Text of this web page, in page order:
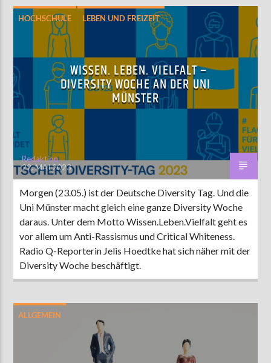
HOCHSCHULE LEBEN UND FREIZEIT
MÜNSTER WISSEN
WISSEN. LEBEN. VIELFALT –
DIVERSITY WOCHE AN DER UNI
MÜNSTER
Redaktion
22. MAI 2023
Morgen (23.05.) ist der Deutsche Diversity Tag. Und die
Uni Münster macht gleich eine ganze Diversity Woche
daraus. Unter dem Motto Wissen.Leben.Vielfalt geht es
vor allem um Anti-Rassismus und Critical Whiteness.
Radio Q-Reporterin Jelis Hoedtke hat sich näher mit der
Diversity Woche beschäftigt.
ALLGEMEIN